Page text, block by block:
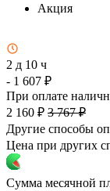
Акция
2 д 10 ч
- 1 607 ₽
При оплате
2 160 ₽ 3 767 ₽
Другие способы
Цена при других
Сумма месячной